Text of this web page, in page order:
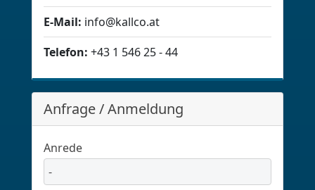
E-Mail: info@kallco.at
Telefon: +43 1 546 25 - 44
Anfrage / Anmeldung
Anrede